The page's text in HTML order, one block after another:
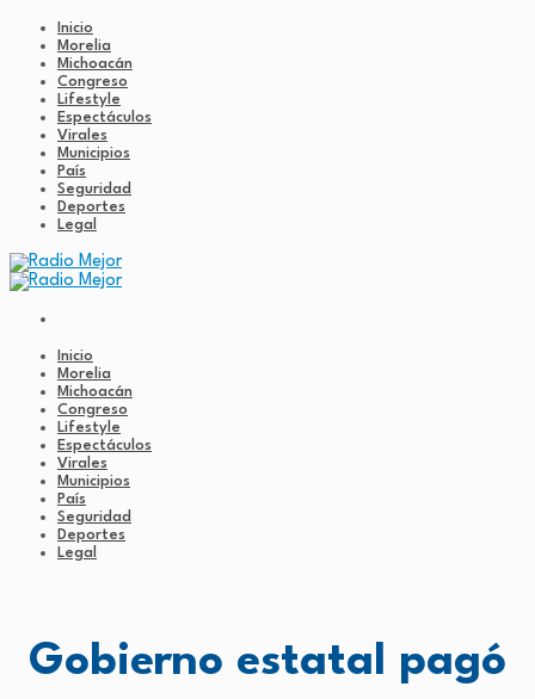
Inicio
Morelia
Michoacán
Congreso
Lifestyle
Espectáculos
Virales
Municipios
País
Seguridad
Deportes
Legal
Inicio
Morelia
Michoacán
Congreso
Lifestyle
Espectáculos
Virales
Municipios
País
Seguridad
Deportes
Legal
Gobierno estatal pagó